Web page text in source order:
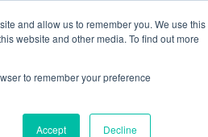
and allow us to remember you. We use this
website and other media. To find out more
to remember your preference
Accept Decline
HAE
JÄSENEKSI